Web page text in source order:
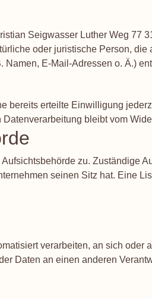
Seigwasser Luther Weg 77
oder juristische Person, die
E-Mail-Adressen o. Ä.)
bereits erteilte Einwilligung
bleibt vom
zu. Zuständige
seinen Sitz hat. Eine
verarbeiten, an sich oder
Daten an einen anderen